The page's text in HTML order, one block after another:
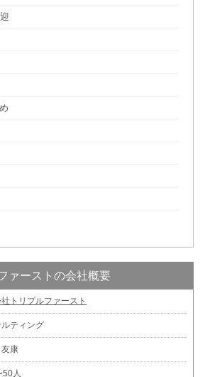
ァーストの会社概要
トリプルファースト
ルティング
康
50人